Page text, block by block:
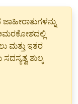
ಮತ್ತು ಇತರ
ಶುಲ್ಕ